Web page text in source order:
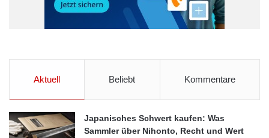
Foto: © PhotoSG / fotolia.com
kommt ein erfolgreiches Büro nicht aus. Mittlerweile gibt es eine
Vielzahl an umweltfreundlichen Alternativen für ein grüneres
Office. Um bei der Auswahl den Überblick zu behalten, bieten
Aktuell Beliebt Kommentare
Japanisches Schwert kaufen: Was
Sammler über Nihonto, Recht und Wert